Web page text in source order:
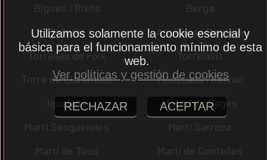
Bigues i Riells
Berga
Bellprat
Aguilar de Segarra
Torrelles de Foix
Torrelavit
Torre de Claramunt
Montcada i Reixac
Igualada
Mateu de Bages
Martí Sesgueioles
Martí Sarroca
Martí de Tous
Martí de Centelles
Utilizamos solamente la cookie esencial y
básica para el funcionamiento mínimo de esta
web.
Ver políticas y gestión de cookies
RECHAZAR ACEPTAR